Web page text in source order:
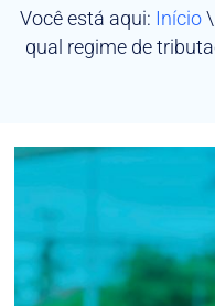
Você está aqui: Início\
qual regime de